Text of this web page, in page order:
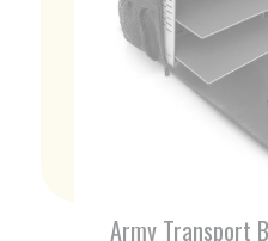
Army Transport